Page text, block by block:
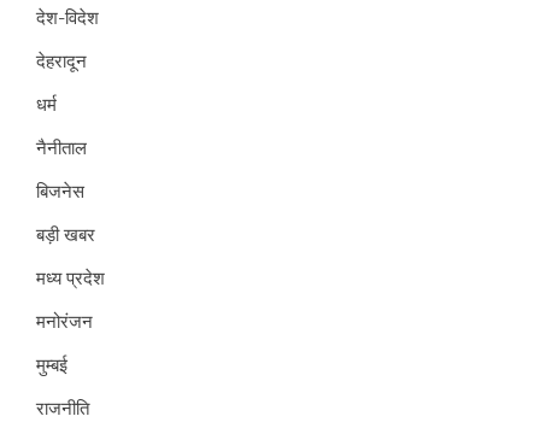
देश-विदेश
देहरादून
धर्म
नैनीताल
बिजनेस
बड़ी खबर
मध्य प्रदेश
मनोरंजन
मुम्बई
राजनीति